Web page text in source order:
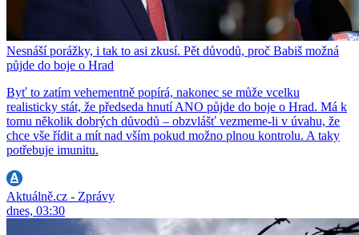
Nesnáší porážky, i tak to asi zkusí. Pět důvodů, proč Babiš možná
půjde do boje o Hrad
Byť to zatím vehementně popírá, nakonec se může vcelku
realisticky stát, že předseda hnutí ANO půjde do boje o Hrad. Má k
tomu několik dobrých důvodů – obzvlášť vezmeme-li v úvahu, že
chce vše řídit a mít nad vším pokud možno plnou kontrolu. A taky
potřebuje imunitu.
Aktuálně.cz - Zprávy
dnes, 03:30